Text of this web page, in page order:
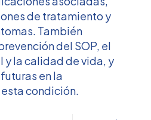
de tratamiento y
También
del SOP, el
y la calidad de vida, y
en la
condición.